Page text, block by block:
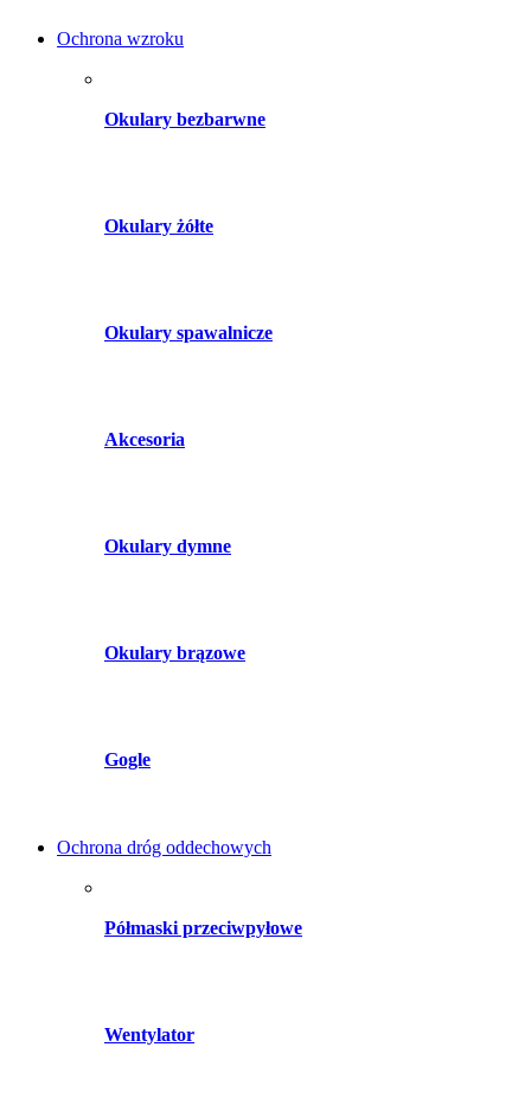
Ochrona wzroku
Okulary bezbarwne
Okulary żółte
Okulary spawalnicze
Akcesoria
Okulary dymne
Okulary brązowe
Gogle
Ochrona dróg oddechowych
Półmaski przeciwpyłowe
Wentylator